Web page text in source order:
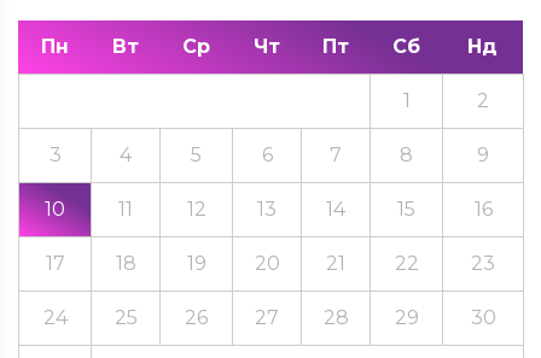
Пн Вт Ср Чт Пт Сб Нд
1 2
3 4 5 6 7 8 9
10 11 12 13 14 15 16
17 18 19 20 21 22 23
24 25 26 27 28 29 30